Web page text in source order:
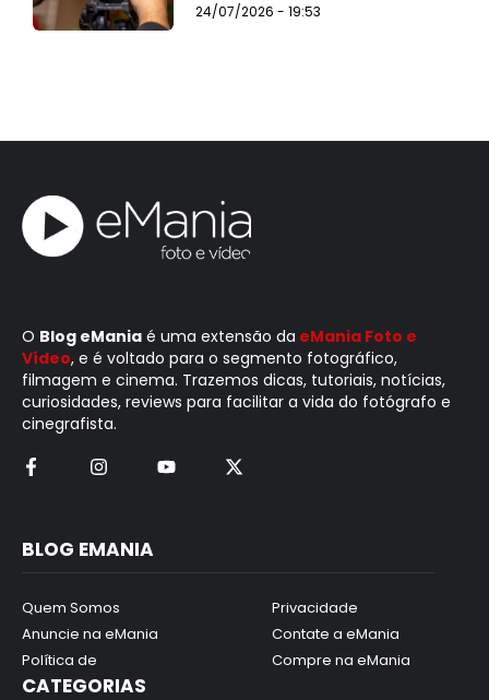
24/07/2026 - 19:53
O Blog eMania é uma extensão da eMania Foto e
Vídeo, e é voltado para o segmento fotográfico,
filmagem e cinema. Trazemos dicas, tutoriais, notícias,
curiosidades, reviews para facilitar a vida do fotógrafo e
cinegrafista.
BLOG EMANIA
Quem Somos
Anuncie na eMania
Política de
Privacidade
Contate a eMania
Compre na eMania
CATEGORIAS